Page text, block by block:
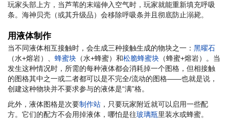
玩家头部上方，当芦苇的末端伸入空气时，玩家就能重新填充呼吸
条。海神贝壳（或其升级品）会移除呼吸条并且彻底防止溺毙。
用液体制作
当不同液体相互接触时，会生成三种接触生成的物块之一： 黑曜石
（水+熔岩）、 蜂蜜块 （水+蜂蜜）和松脆蜂蜜块 （蜂蜜+熔岩）。当
发生这种情况时，所需的每种液体都会消耗掉一个图格，但相接触
的图格其中之一或二者都可以是不完全/流动的图格——也就是说，
创建这种物块并不要求参与的液体是“满”格。
此外，液体图格是次要制作站 ，只要玩家附近就可以启用一些配
方。它们的配方不会用掉液体，哪怕是往玻璃瓶里装水或蜂蜜。